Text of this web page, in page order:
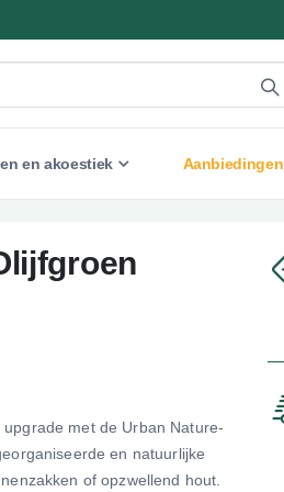
en akoestiek Aanbiedingen
met de Urban Nature-
en natuurlijke
of opzwellend hout.